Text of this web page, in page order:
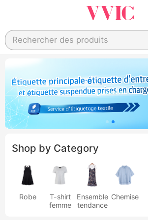
Rechercher des produits
Shop by Category
Robe
T-shirt
femme
Ensemble
tendance
Chemise